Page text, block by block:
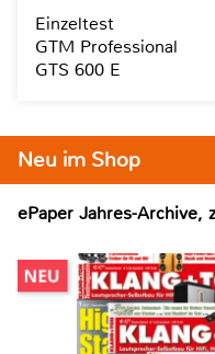
Neu im Shop
ePaper Jahres-Archive,
Einzeltest
GTM Professional
GTS 600 E